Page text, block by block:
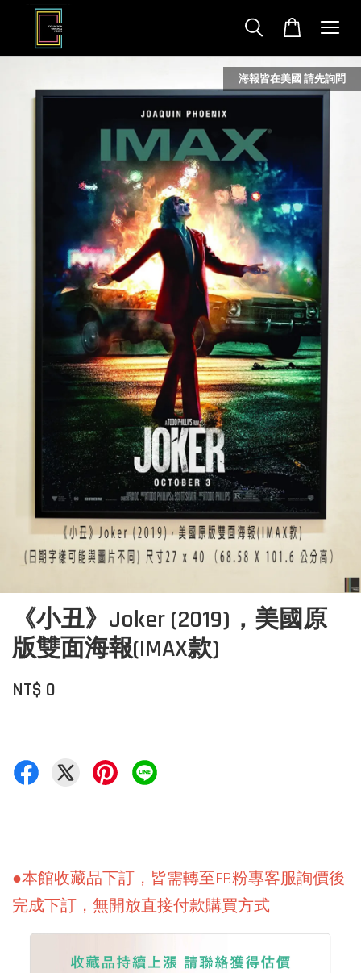
海報皆在美國 請先詢問
《小丑》Joker (2019)，美國原
版雙面海報(IMAX款)
NT$ 0
●本館收藏品下訂，皆需轉至FB粉專客服詢價後
完成下訂，無開放直接付款購買方式